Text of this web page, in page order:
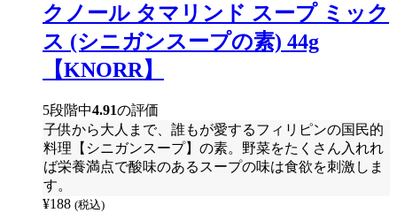
ル
デ
レ
ー
タ
ッ
ク
ス
50g
【MAMA
SITA'S】
個
クノール タマリンド スープ ミック
ス (シニガンスープの素) 44g
【KNORR】
5段階中4.91の評価
子供から大人まで、誰もが愛するフィリピンの国民的
料理【シニガンスープ】の素。野菜をたくさん入れれ
ば栄養満点で酸味のあるスープの味は食欲を刺激しま
す。
¥188 (税込)